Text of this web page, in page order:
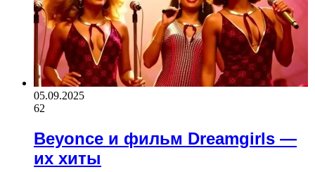
05.09.2025
62
Beyonce и фильм Dreamgirls —
их хиты